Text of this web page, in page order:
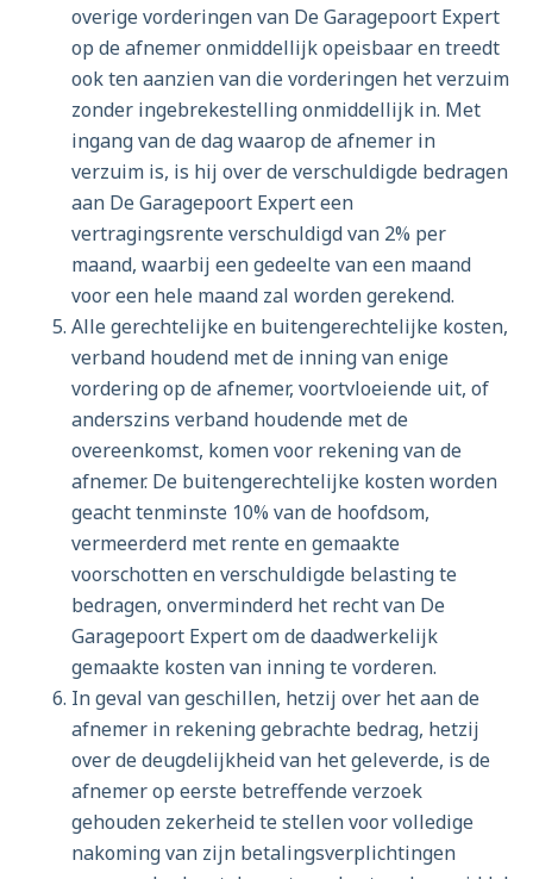
overige vorderingen van De Garagepoort Expert
op de afnemer onmiddellijk opeisbaar en treedt
ook ten aanzien van die vorderingen het verzuim
zonder ingebrekestelling onmiddellijk in. Met
ingang van de dag waarop de afnemer in
verzuim is, is hij over de verschuldigde bedragen
aan De Garagepoort Expert een
vertragingsrente verschuldigd van 2% per
maand, waarbij een gedeelte van een maand
voor een hele maand zal worden gerekend.
Alle gerechtelijke en buitengerechtelijke kosten,
verband houdend met de inning van enige
vordering op de afnemer, voortvloeiende uit, of
anderszins verband houdende met de
overeenkomst, komen voor rekening van de
afnemer. De buitengerechtelijke kosten worden
geacht tenminste 10% van de hoofdsom,
vermeerderd met rente en gemaakte
voorschotten en verschuldigde belasting te
bedragen, onverminderd het recht van De
Garagepoort Expert om de daadwerkelijk
gemaakte kosten van inning te vorderen.
In geval van geschillen, hetzij over het aan de
afnemer in rekening gebrachte bedrag, hetzij
over de deugdelijkheid van het geleverde, is de
afnemer op eerste betreffende verzoek
gehouden zekerheid te stellen voor volledige
nakoming van zijn betalingsverplichtingen